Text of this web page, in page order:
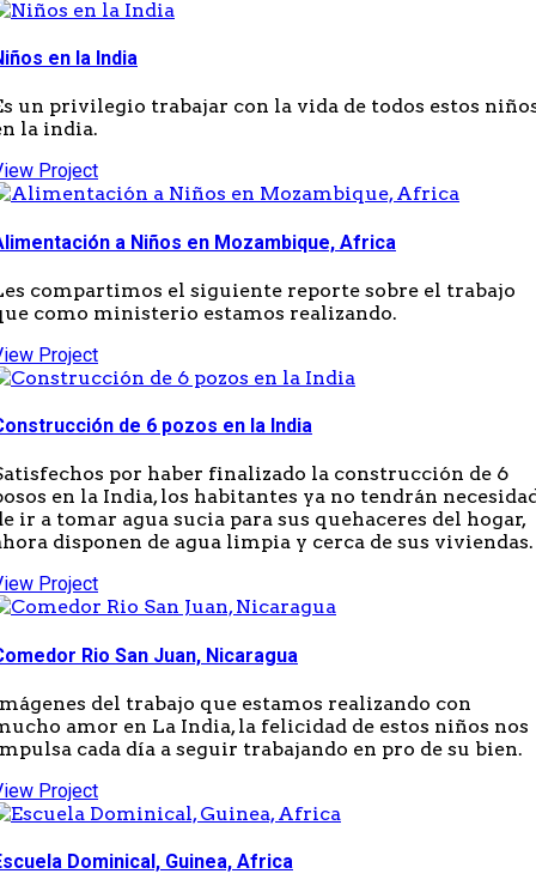
en la India
un privilegio trabajar con la vida de todos estos
la india.
Project
a Niños en Mozambique, Africa
compartimos el siguiente reporte sobre el trabajo
como ministerio estamos realizando.
Project
de 6 pozos en la India
por haber finalizado la construcción de 6
en la India, los habitantes ya no tendrán
ir a tomar agua sucia para sus quehaceres del hogar,
disponen de agua limpia y cerca de sus viviendas.
Project
Rio San Juan, Nicaragua
del trabajo que estamos realizando con
amor en La India, la felicidad de estos niños nos
cada día a seguir trabajando en pro de su bien.
Project
Dominical, Guinea, Africa